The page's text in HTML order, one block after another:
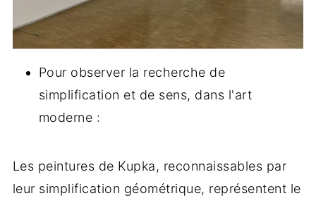
Pour observer la recherche de
simplification et de sens, dans l'art
moderne :
Les peintures de Kupka, reconnaissables par
leur simplification géométrique, représentent le